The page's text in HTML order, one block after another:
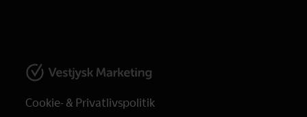
Cookie- & Privatlivspolitik